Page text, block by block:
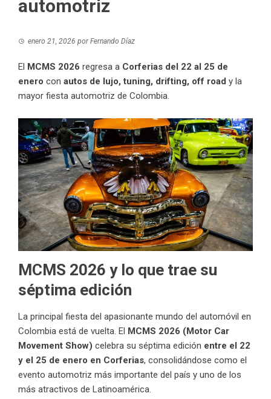
automotriz
enero 21, 2026 porFernando Díaz
El MCMS 2026 regresa a Corferias del 22 al 25 de
enero con autos de lujo, tuning, drifting, off road y la
mayor fiesta automotriz de Colombia.
MCMS 2026 y lo que trae su
séptima edición
La principal fiesta del apasionante mundo del automóvil en
Colombia está de vuelta. El MCMS 2026 (Motor Car
Movement Show) celebra su séptima edición entre el 22
y el 25 de enero en Corferias, consolidándose como el
evento automotriz más importante del país y uno de los
más atractivos de Latinoamérica.